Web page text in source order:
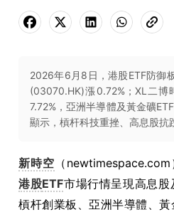
2026年6月8日，港股ETF防御
(03070.HK)漲0.72%；XL二
7.72%，亞洲半導體及黃金礦
顯示，槓杆科技重挫、高息股抗
新時空 （
港股ETF市場行情呈現高息
槓杆創業板、亞洲半導體、